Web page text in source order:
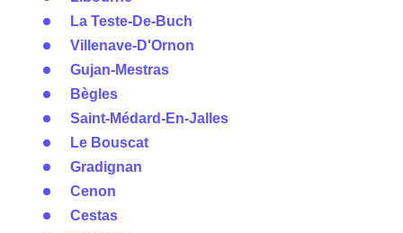
La Teste-De-Buch
Villenave-D'Ornon
Gujan-Mestras
Bègles
Saint-Médard-En-Jalles
Le Bouscat
Gradignan
Cenon
Cestas